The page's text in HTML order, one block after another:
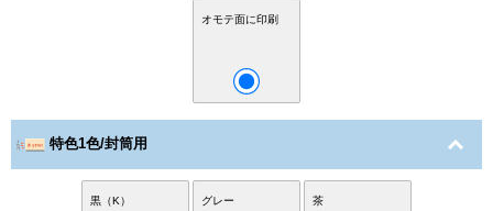
オモテ面に印刷
特色1色/封筒用
黒（K） グレー 茶